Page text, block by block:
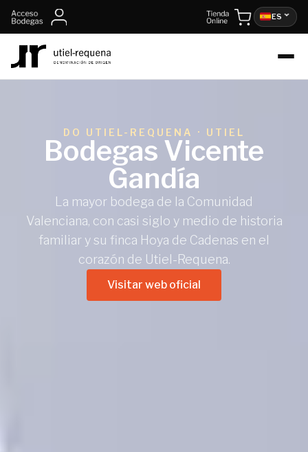
contenido
ES
DO UTIEL-REQUENA · UTIEL
Bodegas Vicente
Gandía
La mayor bodega de la Comunidad
Valenciana, con casi siglo y medio de historia
familiar y su finca Hoya de Cadenas en el
corazón de Utiel-Requena.
Visitar web oficial